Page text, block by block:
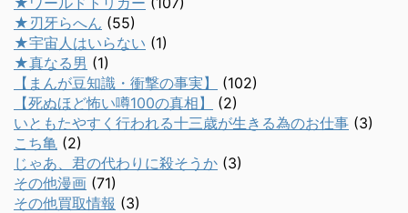
★刃牙らへん (55)
★宇宙人はいらない (1)
★真なる男 (1)
【まんが豆知識・衝撃の事実】
(102)
【死ぬほど怖い噂100の真相】
(2)
いともたやすく行われる十三歳が生きる為のお仕事 (3)
こち亀 (2)
じゃあ、君の代わりに殺そうか (3)
その他漫画 (71)
その他買取情報 (3)